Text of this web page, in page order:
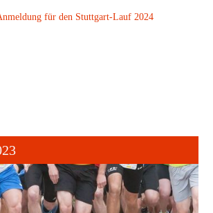
für den Stuttgart-Lauf 2024